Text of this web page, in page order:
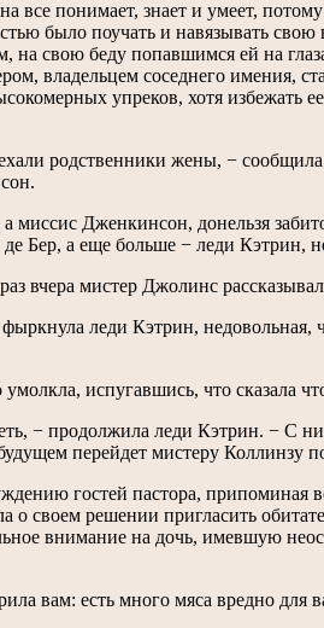
все понимает, знает и умеет,
было поучать и навязывать
свою беду попавшимся ей на
владельцем соседнего имения,
упреков, хотя избежать
родственники жены, − сообщила
Дженкинсон, донельзя
Бер, а еще больше − леди Кэтрин,
вчера мистер Джолинс
леди Кэтрин, недовольная,
испугавшись, что сказала
− продолжила леди Кэтрин. − С
перейдет мистеру Коллинзу
гостей пастора, припоминая
о своем решении пригласить
внимание на дочь, имевшую
вам: есть много мяса вредно для